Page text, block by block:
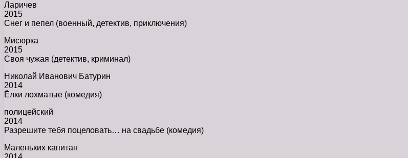
Ларичев
2015
Снег и пепел (военный, детектив, приключения)
Мисюрка
2015
Своя чужая (детектив, криминал)
Николай Иванович Батурин
2014
Ёлки лохматые (комедия)
полицейский
2014
Разрешите тебя поцеловать… на свадьбе (комедия)
Маленьких капитан